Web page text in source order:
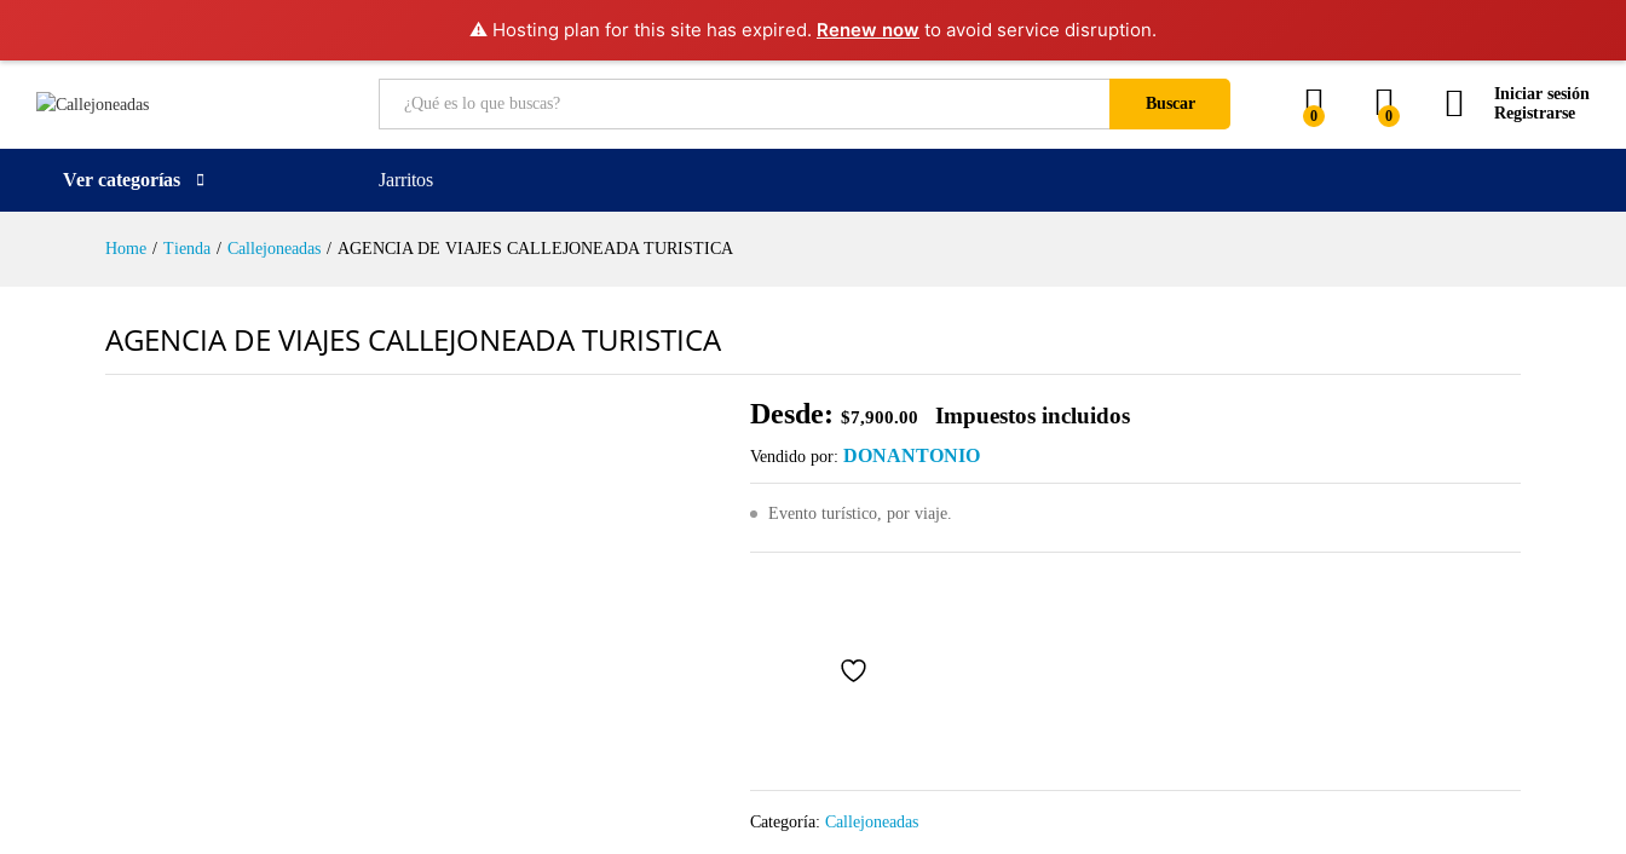
⚠️ Hosting plan for this site has expired. Renew now to avoid service disruption.
Buscar
0 0
Iniciar sesión
Registrarse
Ver categorías Jarritos
Home / Tienda / Callejoneadas / AGENCIA DE VIAJES CALLEJONEADA TURISTICA
AGENCIA DE VIAJES CALLEJONEADA TURISTICA
Desde:$7,900.00 Impuestos incluidos
Vendido por: DONANTONIO
Evento turístico, por viaje.
Categoría:Callejoneadas